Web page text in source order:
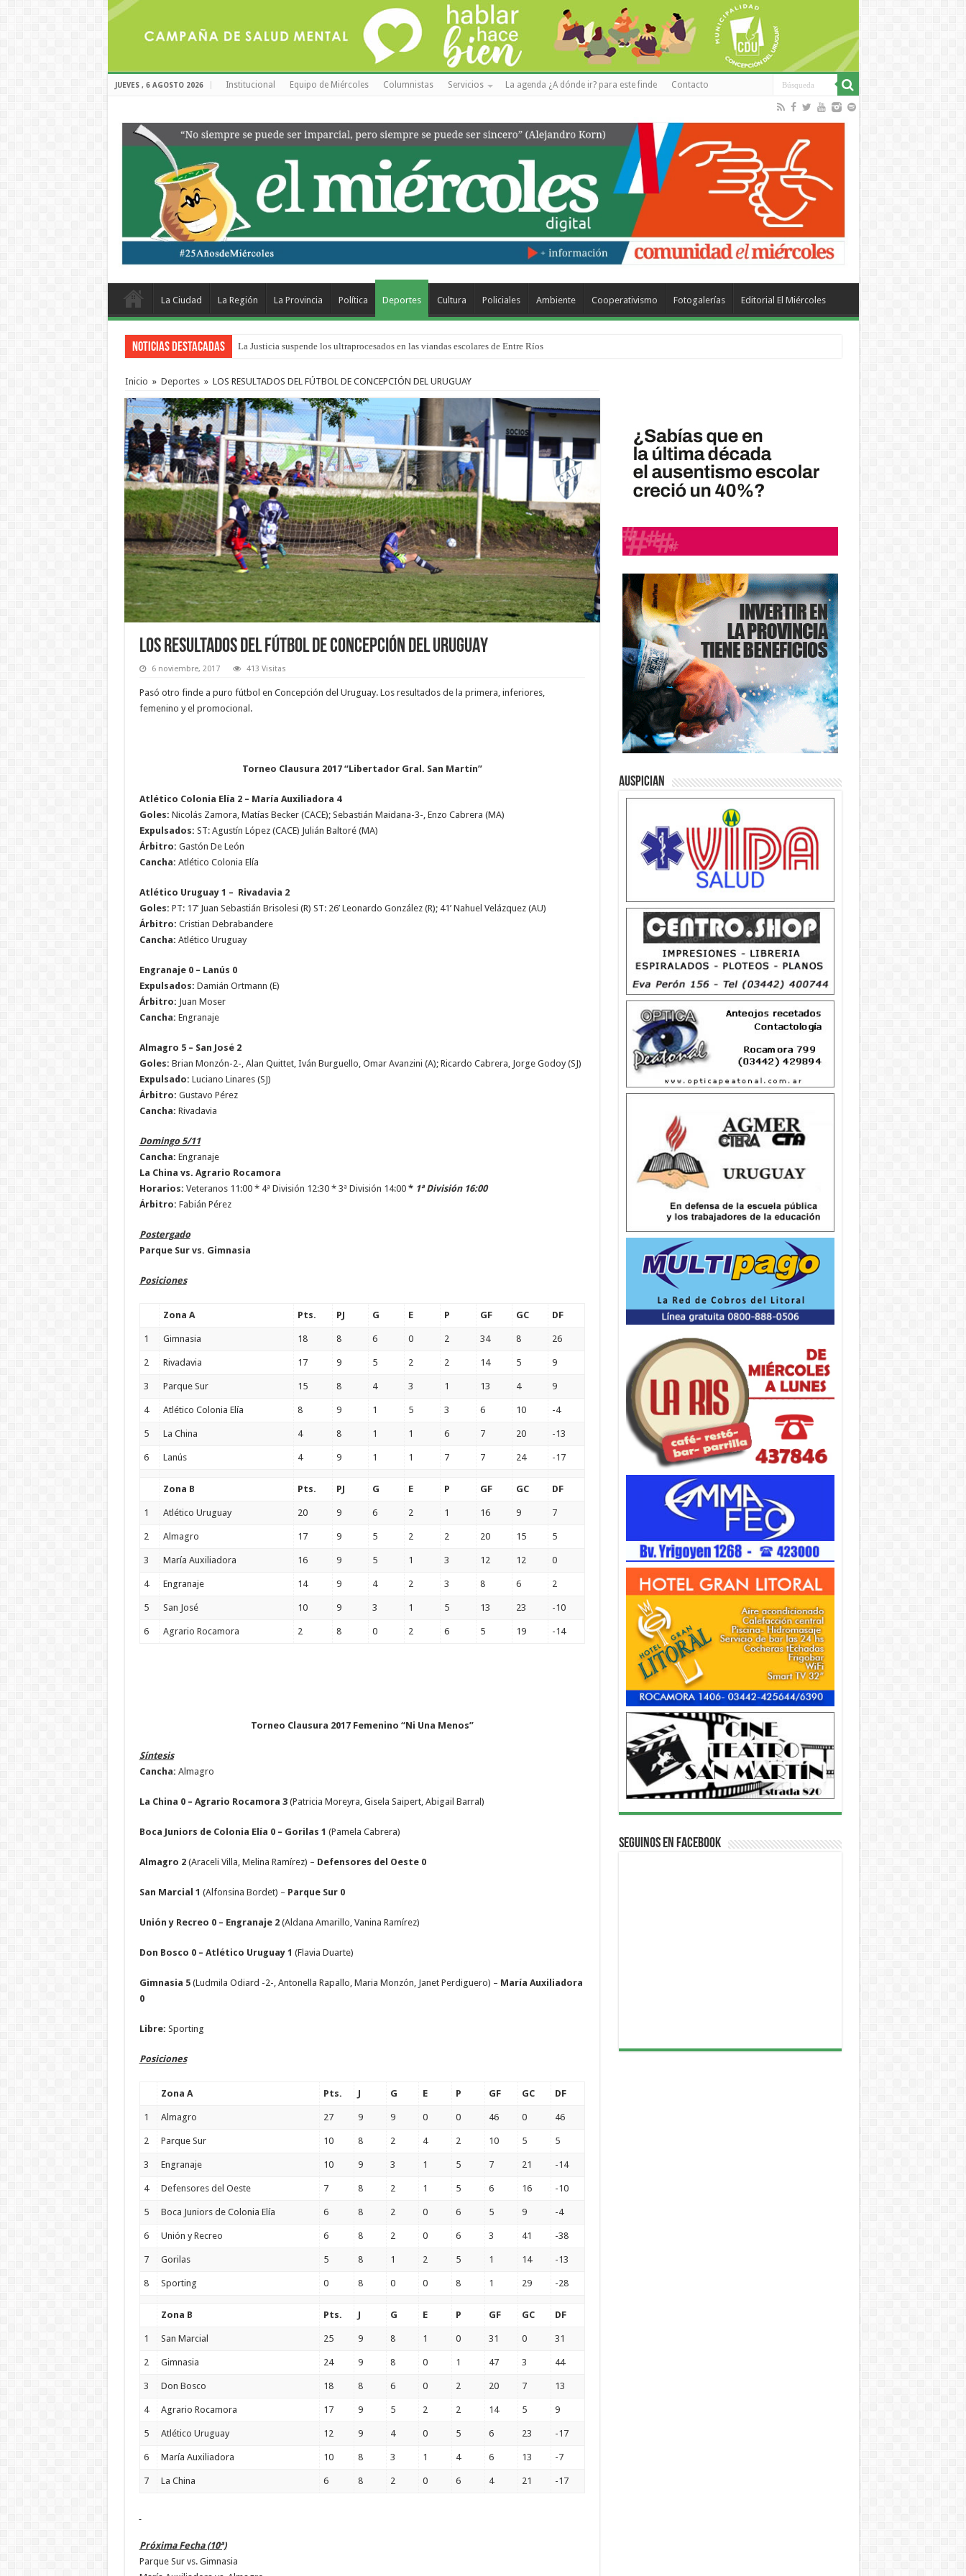
JUEVES , 6 AGOSTO 2026 Institucional Equipo de Miércoles Columnistas Servicios La agenda ¿A dónde ir? para este finde Contacto
La Ciudad La Región La Provincia Política Deportes Cultura Policiales Ambiente Cooperativismo Fotogalerías Editorial El Miércoles
Noticias Destacadas La Justicia suspende los ultraprocesados en las viandas escolares de Entre Ríos
Inicio » Deportes » LOS RESULTADOS DEL FÚTBOL DE CONCEPCIÓN DEL URUGUAY
LOS RESULTADOS DEL FÚTBOL DE CONCEPCIÓN DEL URUGUAY
6 noviembre, 2017 413 Visitas
Pasó otro finde a puro fútbol en Concepción del Uruguay. Los resultados de la primera, inferiores,
femenino y el promocional.
Torneo Clausura 2017 “Libertador Gral. San Martín”
Atlético Colonia Elía 2 – María Auxiliadora 4
Goles: Nicolás Zamora, Matías Becker (CACE); Sebastián Maidana-3-, Enzo Cabrera (MA)
Expulsados: ST: Agustín López (CACE) Julián Baltoré (MA)
Árbitro: Gastón De León
Cancha: Atlético Colonia Elía
Atlético Uruguay 1 – Rivadavia 2
Goles: PT: 17’ Juan Sebastián Brisolesi (R) ST: 26’ Leonardo González (R); 41’ Nahuel Velázquez (AU)
Árbitro: Cristian Debrabandere
Cancha: Atlético Uruguay
Engranaje 0 – Lanús 0
Expulsados: Damián Ortmann (E)
Árbitro: Juan Moser
Cancha: Engranaje
Almagro 5 – San José 2
Goles: Brian Monzón-2-, Alan Quittet, Iván Burguello, Omar Avanzini (A); Ricardo Cabrera, Jorge Godoy (SJ)
Expulsado: Luciano Linares (SJ)
Árbitro: Gustavo Pérez
Cancha: Rivadavia
Domingo 5/11
Cancha: Engranaje
La China vs. Agrario Rocamora
Horarios: Veteranos 11:00 * 4ª División 12:30 * 3ª División 14:00 * 1ª División 16:00
Árbitro: Fabián Pérez
Postergado
Parque Sur vs. Gimnasia
Posiciones
Zona A Pts. PJ G E P GF GC DF
1 Gimnasia 18 8 6 0 2 34 8 26
2 Rivadavia 17 9 5 2 2 14 5 9
3 Parque Sur 15 8 4 3 1 13 4 9
4 Atlético Colonia Elía 8 9 1 5 3 6 10 -4
5 La China 4 8 1 1 6 7 20 -13
6 Lanús 4 9 1 1 7 7 24 -17
Zona B Pts. PJ G E P GF GC DF
1 Atlético Uruguay 20 9 6 2 1 16 9 7
2 Almagro 17 9 5 2 2 20 15 5
3 María Auxiliadora 16 9 5 1 3 12 12 0
4 Engranaje 14 9 4 2 3 8 6 2
5 San José 10 9 3 1 5 13 23 -10
6 Agrario Rocamora 2 8 0 2 6 5 19 -14
Torneo Clausura 2017 Femenino “Ni Una Menos”
Síntesis
Cancha: Almagro
La China 0 – Agrario Rocamora 3(Patricia Moreyra, Gisela Saipert, Abigail Barral)
Boca Juniors de Colonia Elía 0 – Gorilas 1 (Pamela Cabrera)
Almagro 2(Araceli Villa, Melina Ramírez) – Defensores del Oeste 0
San Marcial 1 (Alfonsina Bordet) – Parque Sur 0
Unión y Recreo 0 – Engranaje 2(Aldana Amarillo, Vanina Ramírez)
Don Bosco 0 – Atlético Uruguay 1 (Flavia Duarte)
Gimnasia 5(Ludmila Odiard -2-, Antonella Rapallo, Maria Monzón, Janet Perdiguero) – María Auxiliadora
0
Libre: Sporting
Posiciones
Zona A Pts. J G E P GF GC DF
1 Almagro 27 9 9 0 0 46 0 46
2 Parque Sur 10 8 2 4 2 10 5 5
3 Engranaje 10 9 3 1 5 7 21 -14
4 Defensores del Oeste 7 8 2 1 5 6 16 -10
5 Boca Juniors de Colonia Elía 6 8 2 0 6 5 9 -4
6 Unión y Recreo 6 8 2 0 6 3 41 -38
7 Gorilas 5 8 1 2 5 1 14 -13
8 Sporting 0 8 0 0 8 1 29 -28
Zona B Pts. J G E P GF GC DF
1 San Marcial 25 9 8 1 0 31 0 31
2 Gimnasia 24 9 8 0 1 47 3 44
3 Don Bosco 18 8 6 0 2 20 7 13
4 Agrario Rocamora 17 9 5 2 2 14 5 9
5 Atlético Uruguay 12 9 4 0 5 6 23 -17
6 María Auxiliadora 10 8 3 1 4 6 13 -7
7 La China 6 8 2 0 6 4 21 -17
Próxima Fecha (10ª)
Parque Sur vs. Gimnasia
Auspician
Seguinos en Facebook